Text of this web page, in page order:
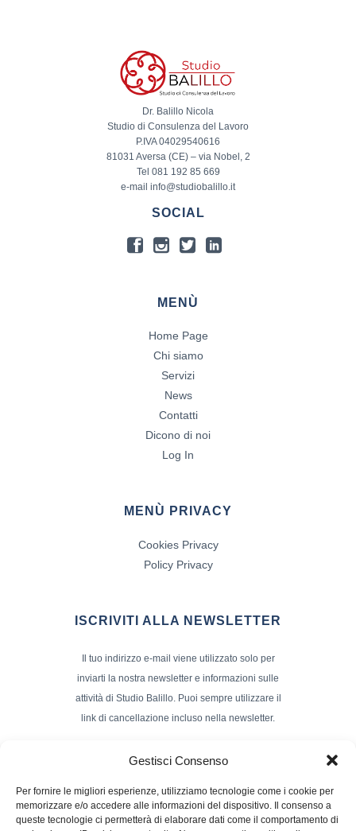
Gestisci Consenso
Per fornire le migliori esperienze, utilizziamo tecnologie come i cookie per
memorizzare e/o accedere alle informazioni del dispositivo. Il consenso a
queste tecnologie ci permetterà di elaborare dati come il comportamento di
Dr. Balillo Nicola
Studio di Consulenza del Lavoro
P.IVA 04029540616
81031 Aversa (CE) – via Nobel, 2
Tel 081 192 85 669
e-mail info@studiobalillo.it
SOCIAL
MENÙ
Home Page
Chi siamo
Servizi
News
Contatti
Dicono di noi
Log In
MENÙ PRIVACY
Cookies Privacy
Policy Privacy
ISCRIVITI ALLA NEWSLETTER
Il tuo indirizzo e-mail viene utilizzato solo per
inviarti la nostra newsletter e informazioni sulle
attività di Studio Balillo. Puoi sempre utilizzare il
link di cancellazione incluso nella newsletter.
Nome e Cognome